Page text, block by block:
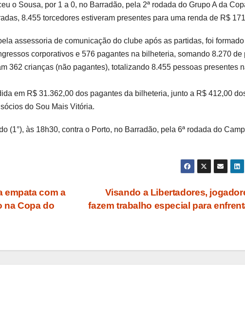
o Sousa, por 1 a 0, no Barradão, pela 2ª rodada do Grupo A da
8.455 torcedores estiveram presentes para uma renda de R$
assessoria de comunicação do clube após as partidas, foi
corporativos e 576 pagantes na bilheteria, somando 8.270 de
362 crianças (não pagantes), totalizando 8.455 pessoas presentes
em R$ 31.362,00 dos pagantes da bilheteria, junto a R$ 412,00
do Sou Mais Vitória.
(1°), às 18h30, contra o Porto, no Barradão, pela 6ª rodada do
Visando a Libertadores,
fazem trabalho especial para
empata com a
na Copa do